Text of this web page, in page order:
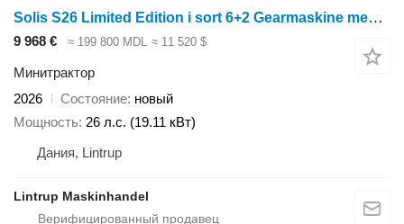
Solis S26 Limited Edition i sort 6+2 Gearmaskine med Servostyring og b
9 968 € ≈ 199 800 MDL ≈ 11 520 $
Минитрактор
2026
Состояние новый
Мощность 26 л.с. (19.11 кВт)
Дания, Lintrup
Lintrup Maskinhandel